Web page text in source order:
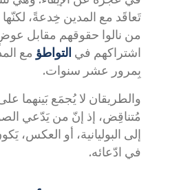
تَعاقَد مع المدين خِدعةً،
من نالوا حقوقهم مقابل عوضٍ
اشتراكهم في التواطؤ مع
بِمرور عشر سنوات.
والطريقان لا يُجمَع بَينهما
مُتناقِض، إذ إنّ من يَدّعي
إلى البوليانية، أو العكس،
في ادّعائه.